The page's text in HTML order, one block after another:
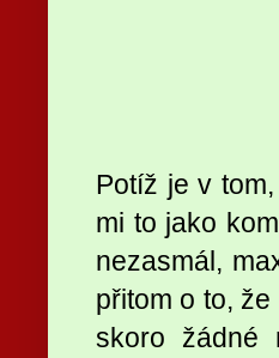
Potíž je v
mi to jako
nezasmál,
přitom o to,
skoro žádné